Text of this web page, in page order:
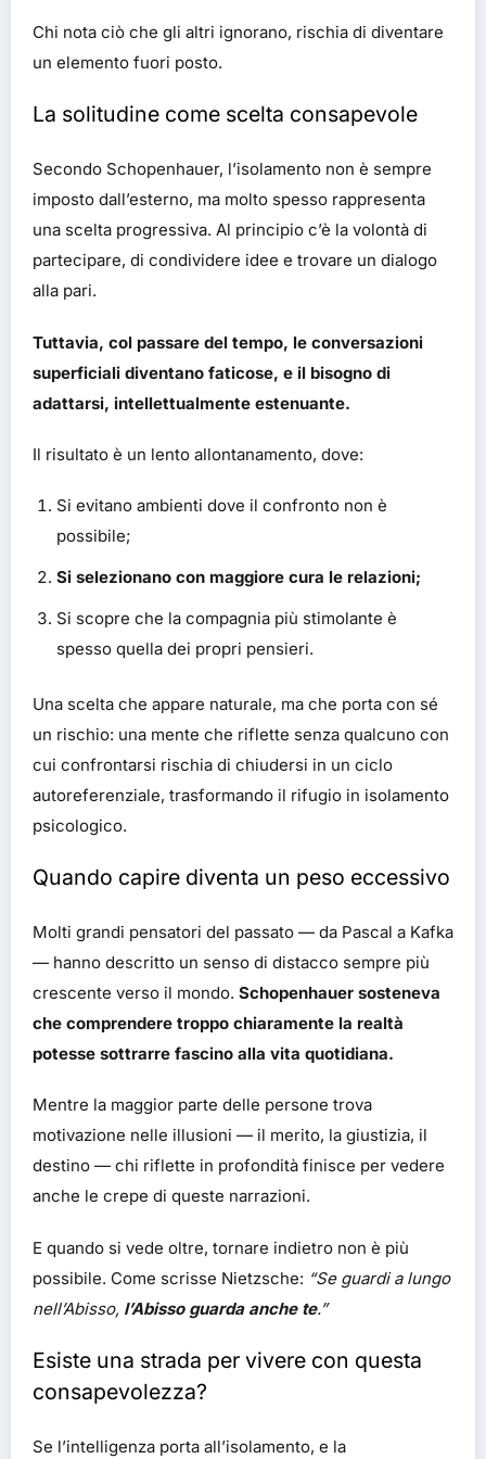
Chi nota ciò che gli altri ignorano, rischia di diventare
un elemento fuori posto.
La solitudine come scelta consapevole
Secondo Schopenhauer, l’isolamento non è sempre
imposto dall’esterno, ma molto spesso rappresenta
una scelta progressiva. Al principio c’è la volontà di
partecipare, di condividere idee e trovare un dialogo
alla pari.
Tuttavia, col passare del tempo, le conversazioni
superficiali diventano faticose, e il bisogno di
adattarsi, intellettualmente estenuante.
Il risultato è un lento allontanamento, dove:
Si evitano ambienti dove il confronto non è
possibile;
Si selezionano con maggiore cura le relazioni;
Si scopre che la compagnia più stimolante è
spesso quella dei propri pensieri.
Una scelta che appare naturale, ma che porta con sé
un rischio: una mente che riflette senza qualcuno con
cui confrontarsi rischia di chiudersi in un ciclo
autoreferenziale, trasformando il rifugio in isolamento
psicologico.
Quando capire diventa un peso eccessivo
Molti grandi pensatori del passato — da Pascal a Kafka
— hanno descritto un senso di distacco sempre più
crescente verso il mondo. Schopenhauer sosteneva
che comprendere troppo chiaramente la realtà
potesse sottrarre fascino alla vita quotidiana.
Mentre la maggior parte delle persone trova
motivazione nelle illusioni — il merito, la giustizia, il
destino — chi riflette in profondità finisce per vedere
anche le crepe di queste narrazioni.
E quando si vede oltre, tornare indietro non è più
possibile. Come scrisse Nietzsche: “Se guardi a lungo
nell’Abisso, l’Abisso guarda anche te.”
Esiste una strada per vivere con questa
consapevolezza?
Se l’intelligenza porta all’isolamento, e la